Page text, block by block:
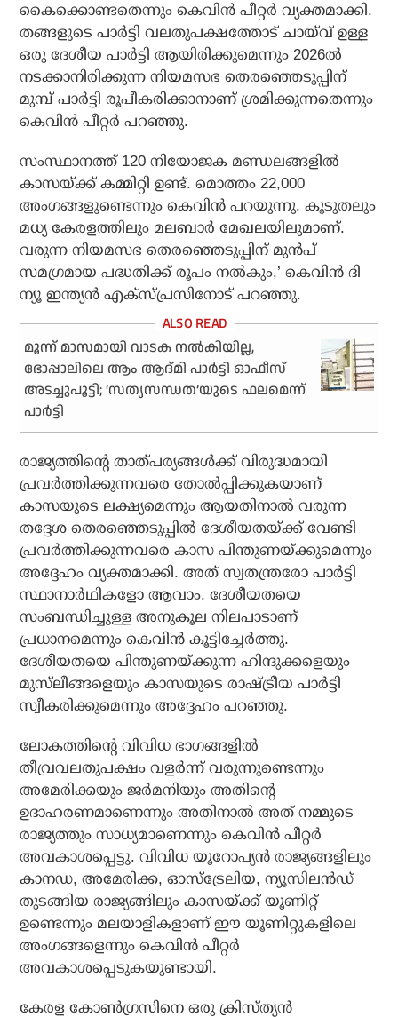
കൈക്കൊണ്ടതെന്നും കെവിന്‍ പീറ്റര്‍ വ്യക്തമാക്കി.
തങ്ങളുടെ പാര്‍ട്ടി വലതുപക്ഷത്തോട് ചായ്‌വ് ഉള്ള
ഒരു ദേശീയ പാര്‍ട്ടി ആയിരിക്കുമെന്നും 2026ല്‍
നടക്കാനിരിക്കുന്ന നിയമസഭ തെരഞ്ഞെടുപ്പിന്
മുമ്പ് പാര്‍ട്ടി രൂപീകരിക്കാനാണ് ശ്രമിക്കുന്നതെന്നും
കെവിന്‍ പീറ്റര്‍ പറഞ്ഞു.
സംസ്ഥാനത്ത് 120 നിയോജക മണ്ഡലങ്ങളില്‍
കാസയ്ക്ക് കമ്മിറ്റി ഉണ്ട്. മൊത്തം 22,000
അംഗങ്ങളുണ്ടെന്നും കെവിന്‍ പറയുന്നു. കൂടുതലും
മധ്യ കേരളത്തിലും മലബാര്‍ മേഖലയിലുമാണ്.
വരുന്ന നിയമസഭ തെരഞ്ഞെടുപ്പിന് മുന്‍പ്
സമഗ്രമായ പദ്ധതിക്ക് രൂപം നല്‍കും,’ കെവിന്‍ ദി
ന്യൂ ഇന്ത്യന്‍ എക്‌സ്പ്രസിനോട് പറഞ്ഞു.
മൂന്ന് മാസമായി വാടക നൽകിയില്ല,
ഭോപ്പാലിലെ ആം ആദ്മി പാർട്ടി ഓഫീസ്
അടച്ചുപൂട്ടി; ‘സത്യസന്ധത’യുടെ ഫലമെന്ന്
പാർട്ടി
രാജ്യത്തിന്റെ താത്പര്യങ്ങള്‍ക്ക് വിരുദ്ധമായി
പ്രവര്‍ത്തിക്കുന്നവരെ തോല്‍പ്പിക്കുകയാണ്
കാസയുടെ ലക്ഷ്യമെന്നും ആയതിനാല്‍ വരുന്ന
തദ്ദേശ തെരഞ്ഞെടുപ്പില്‍ ദേശീയതയ്ക്ക് വേണ്ടി
പ്രവര്‍ത്തിക്കുന്നവരെ കാസ പിന്തുണയ്ക്കുമെന്നും
അദ്ദേഹം വ്യക്തമാക്കി. അത് സ്വതന്ത്രരോ പാര്‍ട്ടി
സ്ഥാനാര്‍ഥികളോ ആവാം. ദേശീയതയെ
സംബന്ധിച്ചുള്ള അനുകൂല നിലപാടാണ്
പ്രധാനമെന്നും കെവിന്‍ കൂട്ടിച്ചേര്‍ത്തു.
ദേശീയതയെ പിന്തുണയ്ക്കുന്ന ഹിന്ദുക്കളെയും
മുസ്‌ലീങ്ങളെയും കാസയുടെ രാഷ്ട്രീയ പാര്‍ട്ടി
സ്വീകരിക്കുമെന്നും അദ്ദേഹം പറഞ്ഞു.
ലോകത്തിന്റെ വിവിധ ഭാഗങ്ങളില്‍
തീവ്രവലതുപക്ഷം വളര്‍ന്ന് വരുന്നുണ്ടെന്നും
അമേരിക്കയും ജര്‍മനിയും അതിന്റെ
ഉദാഹരണമാണെന്നും അതിനാല്‍ അത് നമ്മുടെ
രാജ്യത്തും സാധ്യമാണെന്നും കെവിന്‍ പീറ്റര്‍
അവകാശപ്പെട്ടു. വിവിധ യൂറോപ്യന്‍ രാജ്യങ്ങളിലും
കാനഡ, അമേരിക്ക, ഓസ്ട്രേലിയ, ന്യൂസിലന്‍ഡ്
തുടങ്ങിയ രാജ്യങ്ങിലും കാസയ്ക്ക് യൂണിറ്റ്
ഉണ്ടെന്നും മലയാളികളാണ് ഈ യൂണിറ്റുകളിലെ
അംഗങ്ങളെന്നും കെവിന്‍ പീറ്റര്‍
അവകാശപ്പെടുകയുണ്ടായി.
കേരള കോണ്‍ഗ്രസിനെ ഒരു ക്രിസ്ത്യന്‍